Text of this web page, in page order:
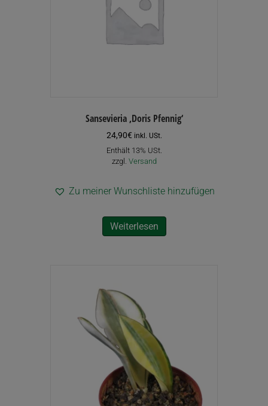
Sansevieria ‚Doris Pfennig‘
24,90€ inkl. USt.
Enthält 13% USt.
zzgl. Versand
Zu meiner Wunschliste hinzufügen
Weiterlesen